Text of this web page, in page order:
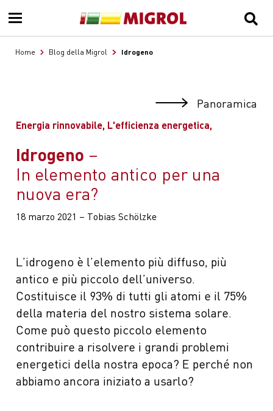
Home Blog della Migrol Idrogeno
Panoramica
Energia rinnovabile, L'efficienza energetica,
Idrogeno
In elemento antico per una
nuova era?
18 marzo 2021 – Tobias Schölzke
L’idrogeno è l’elemento più diffuso, più
antico e più piccolo dell’universo.
Costituisce il 93% di tutti gli atomi e il 75%
della materia del nostro sistema solare.
Come può questo piccolo elemento
contribuire a risolvere i grandi problemi
energetici della nostra epoca? E perché non
abbiamo ancora iniziato a usarlo?